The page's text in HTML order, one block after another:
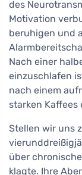
des
Motivation
beruhigen und
Nach einer
einzuschlafen
nach einem
starken Kaffees
Stellen wir uns
über
klagte. Ihre